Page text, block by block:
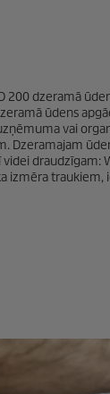
200 dzeramā
ūdens
vai
Dzeramajam
videi draudzīgam:
izmēra traukiem,